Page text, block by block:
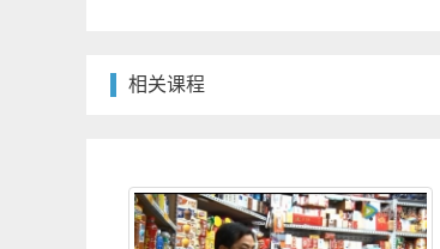
相关课程